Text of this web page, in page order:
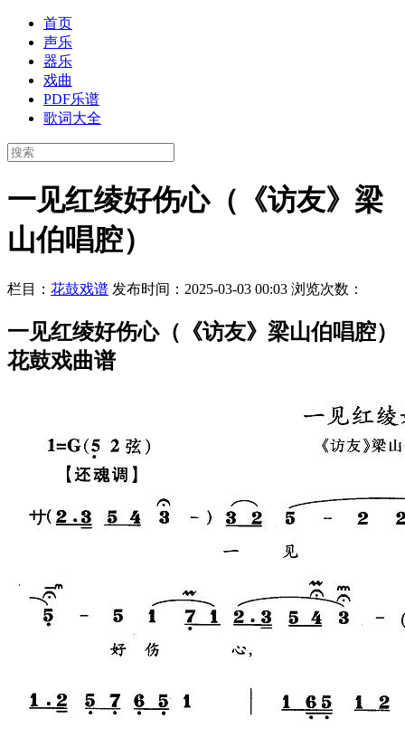
首页
声乐
器乐
戏曲
PDF乐谱
歌词大全
一见红绫好伤心（《访友》梁
山伯唱腔）
栏目： 花鼓戏谱 发布时间：2025-03-03 00:03 浏览次数：
一见红绫好伤心（《访友》梁山伯唱腔）
花鼓戏曲谱